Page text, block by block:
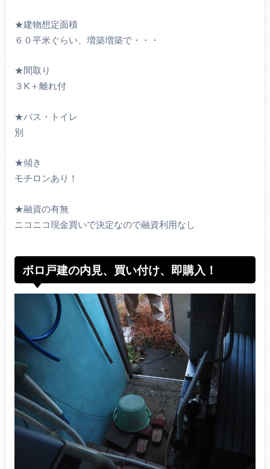
★建物想定面積
６０平米ぐらい、増築増築で・・・
★間取り
３K＋離れ付
★バス・トイレ
別
★傾き
モチロンあり！
★融資の有無
ニコニコ現金買いで決定なので融資利用なし
ボロ戸建の内見、買い付け、即購入！